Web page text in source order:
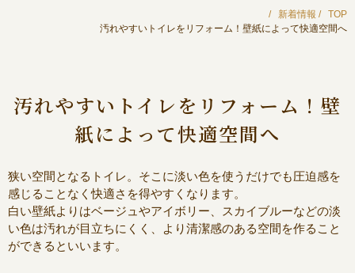
TOP
新着情報
汚れやすいトイレをリフォーム！壁紙によって快適空間へ
汚れやすいトイレをリフォーム！壁
紙によって快適空間へ
狭い空間となるトイレ。そこに淡い色を使うだけでも圧迫感を
感じることなく快適さを得やすくなります。
白い壁紙よりはベージュやアイボリー、スカイブルーなどの淡
い色は汚れが目立ちにくく、より清潔感のある空間を作ること
ができるといいます。